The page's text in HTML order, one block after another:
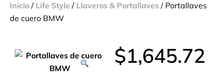
Inicio / Life Style / Llaveros & Portallaves / Portallaves
de cuero BMW
$1,645.72